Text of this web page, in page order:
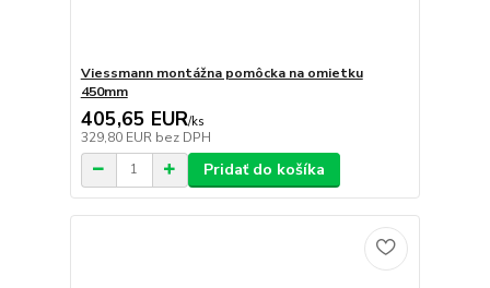
Viessmann montážna pomôcka na omietku
450mm
405,65 EUR/ks
329,80 EUR bez DPH
Pridať do košíka